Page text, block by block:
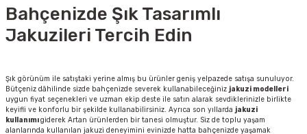
Bahçenizde Şık Tasarımlı
Jakuzileri Tercih Edin
Şık görünüm ile satıştaki yerine almış bu ürünler geniş yelpazede satışa sunuluyor.
Bütçeniz dâhilinde sizde bahçenizde severek kullanabileceğiniz jakuzi modelleri
uygun fiyat seçenekleri ve uzman ekip deste ile satın alarak sevdiklerinizle birlikte
keyifli ve konforlu bir şekilde kullanabilirsiniz. Ayrıca son yıllarda jakuzi
kullanımıgiderek Artan ürünlerden bir tanesi olmuştur. Siz de toplu yaşam
alanlarında kullanılan jakuzi deneyimini evinizde hatta bahçenizde yaşamak